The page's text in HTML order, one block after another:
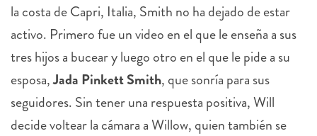
la costa de Capri, Italia, Smith no ha dejado de estar
activo. Primero fue un video en el que le enseña a sus
tres hijos a bucear y luego otro en el que le pide a su
esposa,Jada Pinkett Smith, que sonría para sus
seguidores. Sin tener una respuesta positiva, Will
decide voltear la cámara a Willow, quien también se